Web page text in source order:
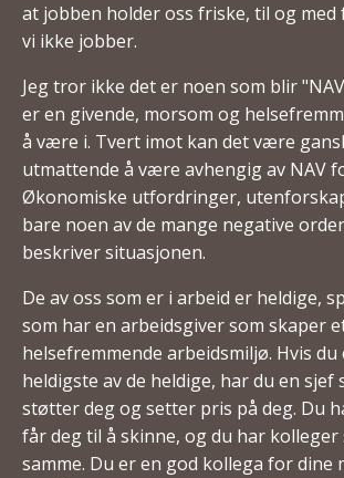
at jobben holder oss friske, til og med
vi ikke jobber.
Jeg tror ikke det er noen som blir
er en givende, morsom og
å være i. Tvert imot kan det være
utmattende å være avhengig av NAV
Økonomiske utfordringer,
bare noen av de mange negative
beskriver situasjonen.
De av oss som er i arbeid er heldige,
som har en arbeidsgiver som skaper
helsefremmende arbeidsmiljø. Hvis du
heldigste av de heldige, har du en sjef
støtter deg og setter pris på deg. Du
får deg til å skinne, og du har
samme. Du er en god kollega for dine